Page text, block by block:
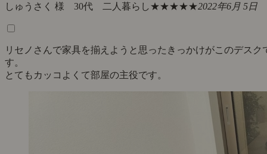
しゅうさく 様 30代 二人暮らし★★★★★2022年6月 5日
リセノさんで家具を揃えようと思ったきっかけがこのデスク
す。
とてもカッコよくて部屋の主役です。